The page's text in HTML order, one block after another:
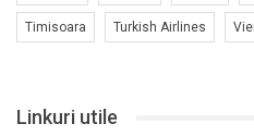
Timisoara Turkish Airlines
Linkuri utile